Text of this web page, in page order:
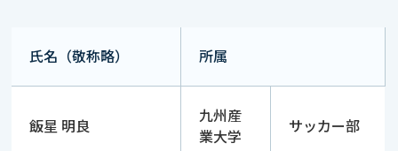
氏名（敬称略） 所属
飯星 明良
九州産
業大学
サッカー部